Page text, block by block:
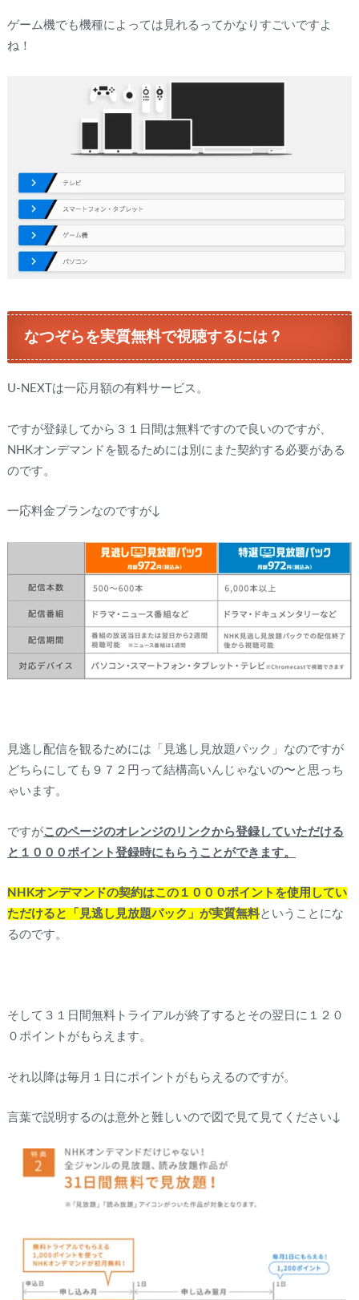
ゲーム機でも機種によっては見れるってかなりすごいですよ
ね！
なつぞらを実質無料で視聴するには？
U-NEXTは一応月額の有料サービス。
ですが登録してから３１日間は無料ですので良いのですが、
NHKオンデマンドを観るためには別にまた契約する必要がある
のです。
一応料金プランなのですが↓
見逃し配信を観るためには「見逃し見放題パック」なのですが
どちらにしても９７２円って結構高いんじゃないの〜と思っち
ゃいます。
ですがこのページのオレンジのリンクから登録していただける
と１０００ポイント登録時にもらうことができます。
NHKオンデマンドの契約はこの１０００ポイントを使用してい
ただけると「見逃し見放題パック」が実質無料ということにな
るのです。
そして３１日間無料トライアルが終了するとその翌日に１２０
０ポイントがもらえます。
それ以降は毎月１日にポイントがもらえるのですが。
言葉で説明するのは意外と難しいので図で見て見てください↓